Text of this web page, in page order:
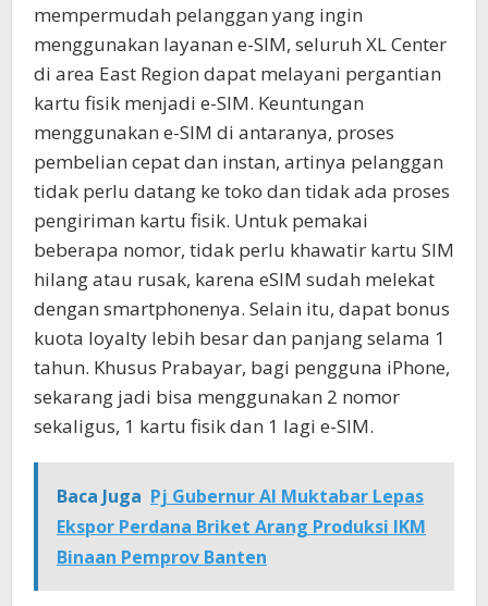
mempermudah pelanggan yang ingin
menggunakan layanan e-SIM, seluruh XL Center
di area East Region dapat melayani pergantian
kartu fisik menjadi e-SIM. Keuntungan
menggunakan e-SIM di antaranya, proses
pembelian cepat dan instan, artinya pelanggan
tidak perlu datang ke toko dan tidak ada proses
pengiriman kartu fisik. Untuk pemakai
beberapa nomor, tidak perlu khawatir kartu SIM
hilang atau rusak, karena eSIM sudah melekat
dengan smartphonenya. Selain itu, dapat bonus
kuota loyalty lebih besar dan panjang selama 1
tahun. Khusus Prabayar, bagi pengguna iPhone,
sekarang jadi bisa menggunakan 2 nomor
sekaligus, 1 kartu fisik dan 1 lagi e-SIM.
Baca Juga Pj Gubernur Al Muktabar Lepas
Ekspor Perdana Briket Arang Produksi IKM
Binaan Pemprov Banten